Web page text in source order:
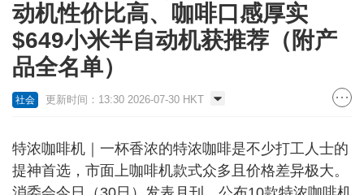
动机性价比高、咖啡口感厚实
$649小米半自动机获推荐（附产
品全名单）
社会 更新时间：13:30 2026-07-30 HKT
特浓咖啡机｜一杯香浓的特浓咖啡是不少打工人士的
提神首选，市面上咖啡机款式众多且价格差异极大。